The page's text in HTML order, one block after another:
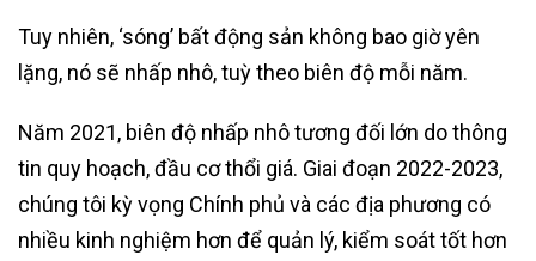
Tuy nhiên, ‘sóng’ bất động sản không bao giờ yên
lặng, nó sẽ nhấp nhô, tuỳ theo biên độ mỗi năm.
Năm 2021, biên độ nhấp nhô tương đối lớn do thông
tin quy hoạch, đầu cơ thổi giá. Giai đoạn 2022-2023,
chúng tôi kỳ vọng Chính phủ và các địa phương có
nhiều kinh nghiệm hơn để quản lý, kiểm soát tốt hơn